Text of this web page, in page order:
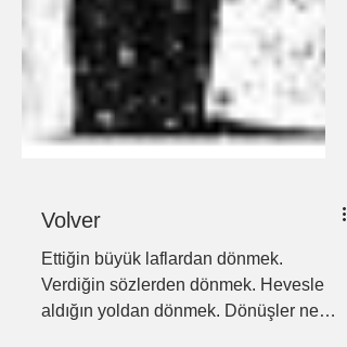
Volver
Ettiğin büyük laflardan dönmek.
Verdiğin sözlerden dönmek. Hevesle